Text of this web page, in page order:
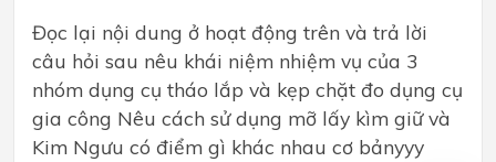
Đọc lại nội dung ở hoạt động trên và trả lời
câu hỏi sau nêu khái niệm nhiệm vụ của 3
nhóm dụng cụ tháo lắp và kẹp chặt đo dụng cụ
gia công Nêu cách sử dụng mỡ lấy kìm giữ và
Kim Ngưu có điểm gì khác nhau cơ bảnyyy